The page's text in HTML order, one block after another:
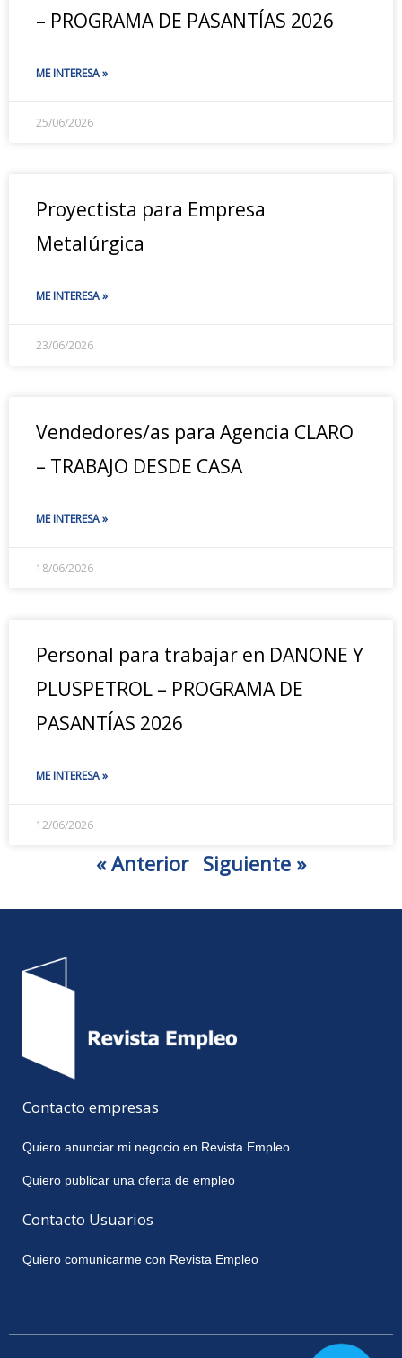
– PROGRAMA DE PASANTÍAS 2026
ME INTERESA »
25/06/2026
Proyectista para Empresa
Metalúrgica
ME INTERESA »
23/06/2026
Vendedores/as para Agencia CLARO
– TRABAJO DESDE CASA
ME INTERESA »
18/06/2026
Personal para trabajar en DANONE Y
PLUSPETROL – PROGRAMA DE
PASANTÍAS 2026
ME INTERESA »
12/06/2026
« Anterior Siguiente »
Contacto empresas
Quiero anunciar mi negocio en Revista Empleo
Quiero publicar una oferta de empleo
Contacto Usuarios
Quiero comunicarme con Revista Empleo